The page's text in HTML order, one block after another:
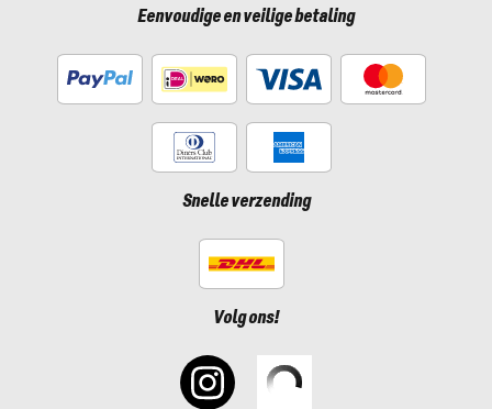
Eenvoudige en veilige betaling
Snelle verzending
Volg ons!